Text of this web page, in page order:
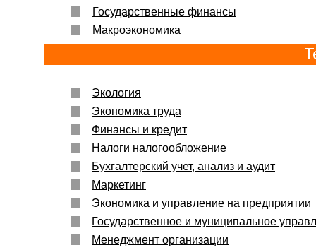
Государственные финансы
Макроэкономика
Экология
Экономика труда
Финансы и кредит
Налоги налогообложение
Бухгалтерский учет, анализ и аудит
Маркетинг
Экономика и управление на предприятии
Государственное и муниципальное
Менеджмент организации